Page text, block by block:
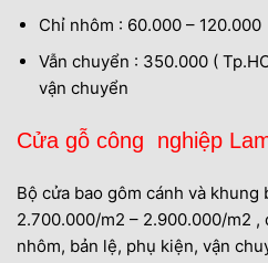
Chỉ nhôm : 60.000 – 120.000
Vẫn chuyển : 350.000 (
vận chuyển
Cửa gỗ công nghiệp
Bộ cửa bao gôm cánh và
2.700.000/m2 – 2.900.000/m2 ,
nhôm, bản lệ, phụ kiện, vận